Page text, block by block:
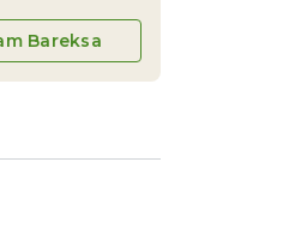
Bareksa